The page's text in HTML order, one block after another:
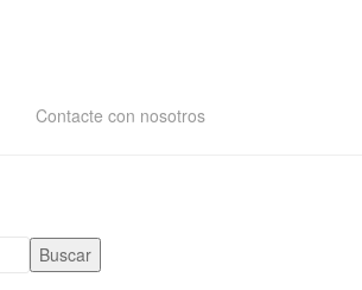
Contacte con nosotros
Buscar